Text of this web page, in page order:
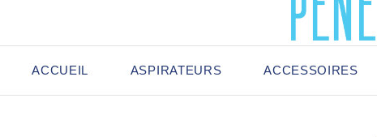
ACCUEIL ASPIRATEURS ACCESSOIRES